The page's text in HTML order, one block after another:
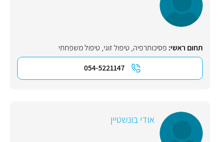
תחום ראשי: פסיכותרפיה, טיפול זוגי, טיפול משפחתי
054-5221147
אודי בונשטיין